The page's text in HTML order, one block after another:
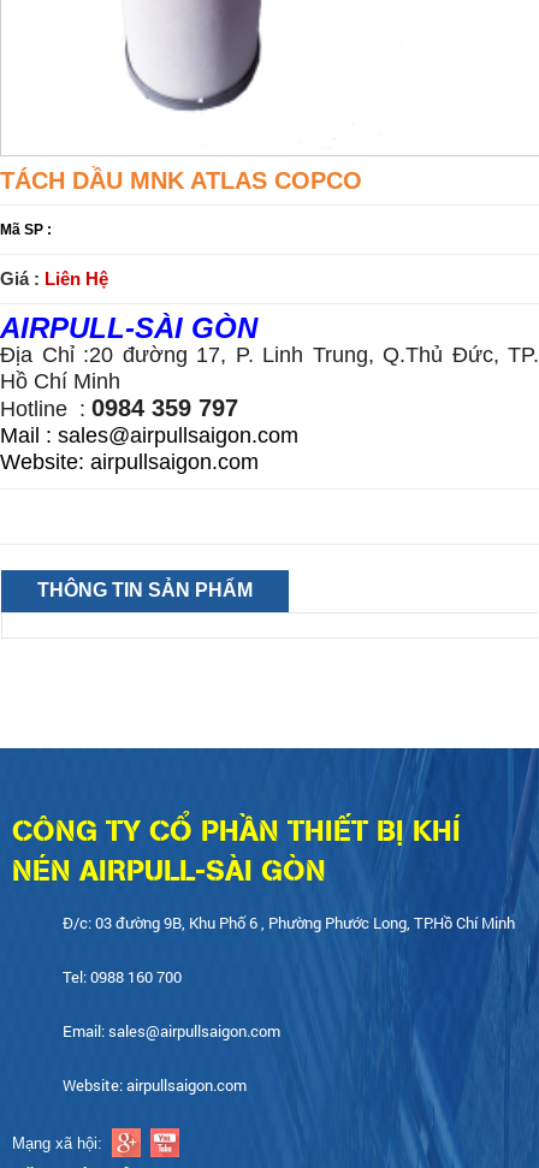
TÁCH DẦU MNK ATLAS COPCO
Mã SP :
Giá : Liên Hệ
AIRPULL-SÀI GÒN
Địa Chỉ :20 đường 17, P. Linh Trung, Q.Thủ Đức, TP.
Hồ Chí Minh
Hotline : 0984 359 797
Mail : sales@airpullsaigon.com
Website: airpullsaigon.com
THÔNG TIN SẢN PHẨM
CÔNG TY CỔ PHẦN THIẾT BỊ KHÍ
NÉN AIRPULL-SÀI GÒN
Đ/c: 03 đường 9B, Khu Phố 6 , Phường Phước Long, TP.Hồ Chí Minh
Tel: 0988 160 700
Email: sales@airpullsaigon.com
Website: airpullsaigon.com
Mạng xã hội: